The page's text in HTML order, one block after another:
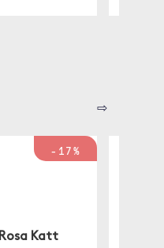
⇨
-17%
Katt